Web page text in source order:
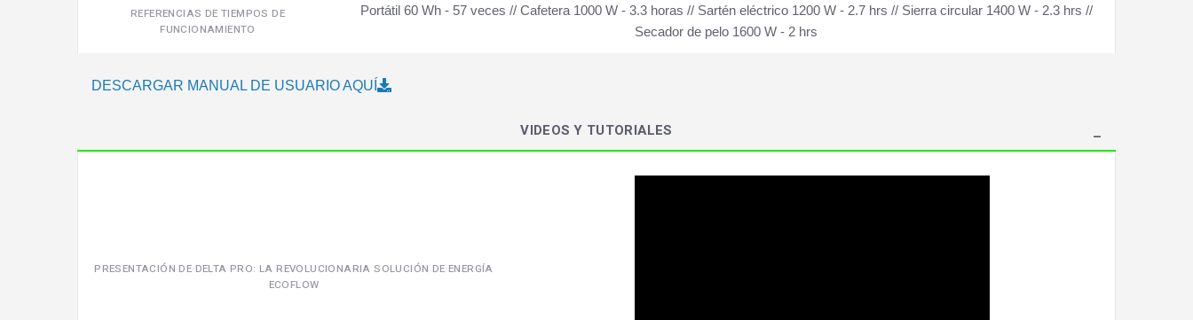
REFERENCIAS DE TIEMPOS DE
FUNCIONAMIENTO
Portátil 60 Wh - 57 veces // Cafetera 1000 W - 3.3 horas // Sartén eléctrico 1200 W - 2.7 hrs // Sierra circular 1400 W - 2.3 hrs //
Secador de pelo 1600 W - 2 hrs
DESCARGAR MANUAL DE USUARIO AQUÍ
VIDEOS Y TUTORIALES
PRESENTACIÓN DE DELTA PRO: LA REVOLUCIONARIA SOLUCIÓN DE ENERGÍA
ECOFLOW